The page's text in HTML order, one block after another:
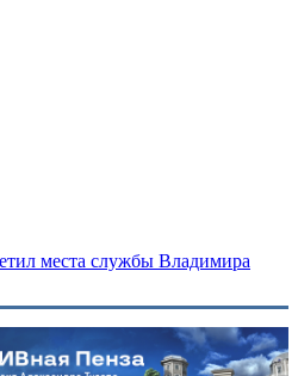
места службы Владимира